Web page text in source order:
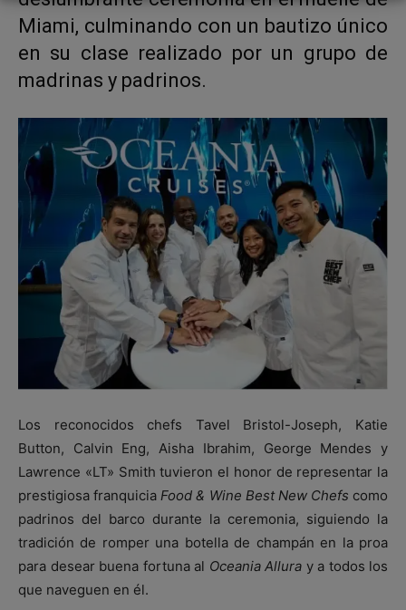
Miami, culminando con un bautizo único
en su clase realizado por un grupo de
madrinas y padrinos.
Los reconocidos chefs Tavel Bristol-Joseph, Katie
Button, Calvin Eng, Aisha Ibrahim, George Mendes y
Lawrence «LT» Smith tuvieron el honor de representar la
prestigiosa franquiciaFood & Wine Best New Chefs como
padrinos del barco durante la ceremonia, siguiendo la
tradición de romper una botella de champán en la proa
para desear buena fortuna al Oceania Allura y a todos los
que naveguen en él.